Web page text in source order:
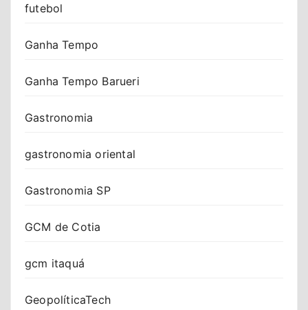
futebol
Ganha Tempo
Ganha Tempo Barueri
Gastronomia
gastronomia oriental
Gastronomia SP
GCM de Cotia
gcm itaquá
GeopolíticaTech